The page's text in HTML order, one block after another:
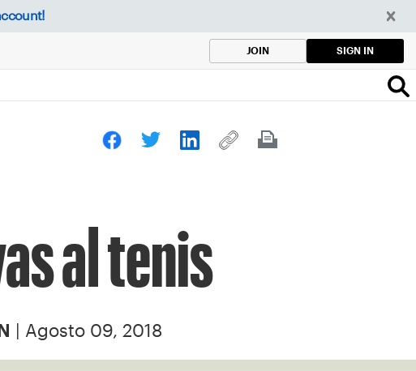
JOIN SIGN IN
al tenis
| Agosto 09, 2018